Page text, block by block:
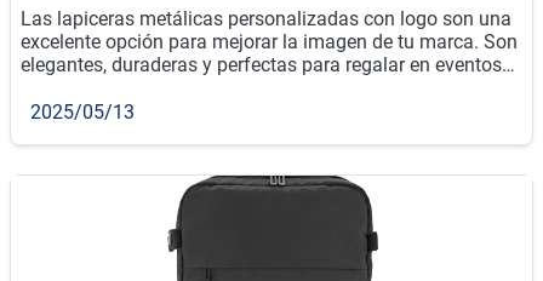
Las lapiceras metálicas personalizadas con logo son una
excelente opción para mejorar la imagen de tu marca. Son
elegantes, duraderas y perfectas para regalar en eventos
merchandising.
2025/05/13